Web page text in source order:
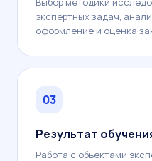
экспертных задач,
оформление и оценка
03
Результат
Работа с объектами